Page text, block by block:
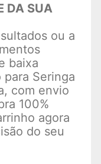
DA SUA
ou a
baixa
Seringa
com envio
100%
agora
do seu